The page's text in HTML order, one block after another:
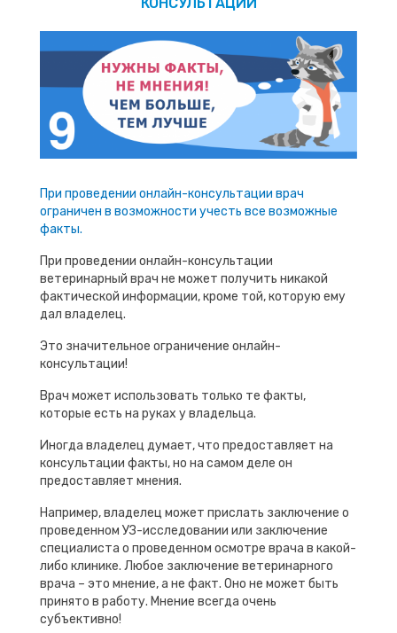
КОНСУЛЬТАЦИИ
При проведении онлайн-консультации врач
ограничен в возможности учесть все возможные
факты.
При проведении онлайн-консультации
ветеринарный врач не может получить никакой
фактической информации, кроме той, которую ему
дал владелец.
Это значительное ограничение онлайн-
консультации!
Врач может использовать только те факты,
которые есть на руках у владельца.
Иногда владелец думает, что предоставляет на
консультации факты, но на самом деле он
предоставляет мнения.
Например, владелец может прислать заключение о
проведенном УЗ-исследовании или заключение
специалиста о проведенном осмотре врача в какой-
либо клинике. Любое заключение ветеринарного
врача – это мнение, а не факт. Оно не может быть
принято в работу. Мнение всегда очень
субъективно!